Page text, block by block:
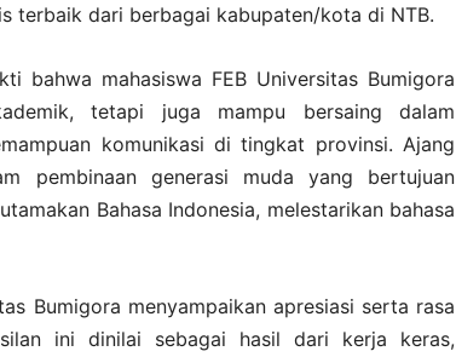
terbaik dari berbagai kabupaten/kota di NTB.
bahwa mahasiswa FEB Universitas Bumigora
tetapi juga mampu bersaing dalam
komunikasi di tingkat provinsi. Ajang
pembinaan generasi muda yang bertujuan
Bahasa Indonesia, melestarikan bahasa
Bumigora menyampaikan apresiasi serta rasa
ini dinilai sebagai hasil dari kerja keras,